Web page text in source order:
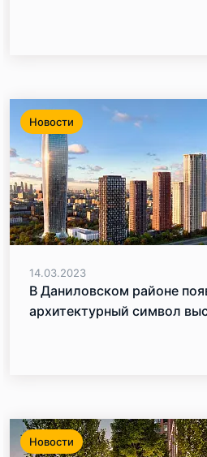
Новости
14.03.2023
В Даниловском районе
архитектурный символ
Новости